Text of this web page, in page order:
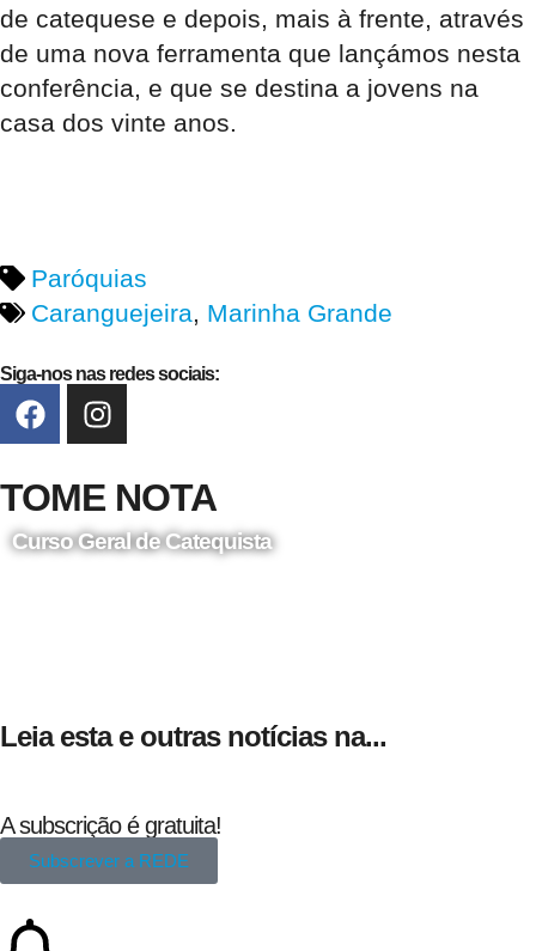
de catequese e depois, mais à frente, através
de uma nova ferramenta que lançámos nesta
conferência, e que se destina a jovens na
casa dos vinte anos.
Paróquias
Caranguejeira, Marinha Grande
Siga-nos nas redes sociais:
TOME NOTA
Curso Geral de Catequista
Leia esta e outras notícias na...
A subscrição é gratuita!
Subscrever a REDE